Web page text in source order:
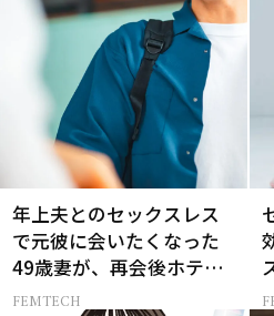
年上夫とのセックスレス
で元彼に会いたくなった
49歳妻が、再会後ホテル
に誘われて感じた幻滅
FEMTECH